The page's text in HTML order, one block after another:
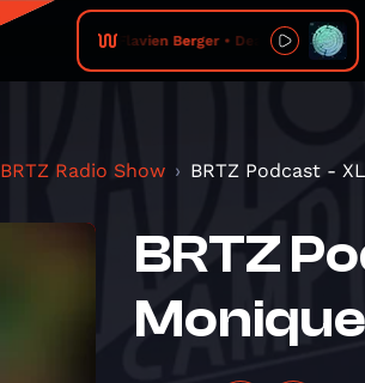
Flavien Berger • Deadline
BRTZ Radio Show BRTZ Podcast -
BRTZ